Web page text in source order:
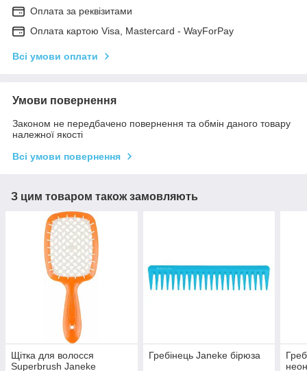
Оплата за реквізитами
Оплата картою Visa, Mastercard - WayForPay
Всі умови оплати
Умови повернення
Законом не передбачено повернення та обмін даного товару
належної якості
Всі умови повернення
З цим товаром також замовляють
Щітка для волосся
Superbrush Janeke
Гребінець Janeke бірюза